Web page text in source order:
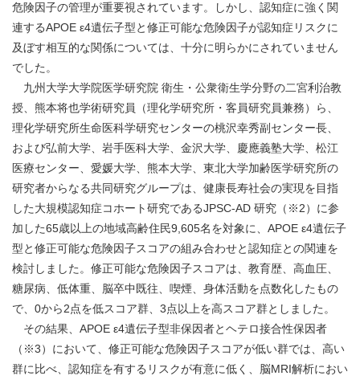
危険因子の管理が重要視されています。しかし、認知症に強く関
連するAPOE ε4遺伝子型と修正可能な危険因子が認知症リスクに
及ぼす相互的な関係については、十分に明らかにされていません
でした。
九州大学大学院医学研究院 衛生・公衆衛生学分野の二宮利治教
授、熊本将也学術研究員（理化学研究所・客員研究員兼務）ら、
理化学研究所生命医科学研究センターの桃沢幸秀副センター長、
および弘前⼤学、岩⼿医科⼤学、⾦沢⼤学、慶應義塾⼤学、松江
医療センター、愛媛⼤学、熊本⼤学、東北⼤学加齢医学研究所の
研究者からなる共同研究グループは、健康長寿社会の実現を目指
した大規模認知症コホート研究であるJPSC-AD 研究（※2）に参
加した65歳以上の地域高齢住民9,605名を対象に、APOE ε4遺伝子
型と修正可能な危険因子スコアの組み合わせと認知症との関連を
検討しました。修正可能な危険因子スコアは、教育歴、高血圧、
糖尿病、低体重、脳卒中既往、喫煙、身体活動を点数化したもの
で、0から2点を低スコア群、3点以上を高スコア群としました。
その結果、APOE ε4遺伝子型非保因者とヘテロ接合性保因者
（※3）において、修正可能な危険因子スコアが低い群では、高い
群に比べ、認知症を有するリスクが有意に低く、脳MRI解析におい